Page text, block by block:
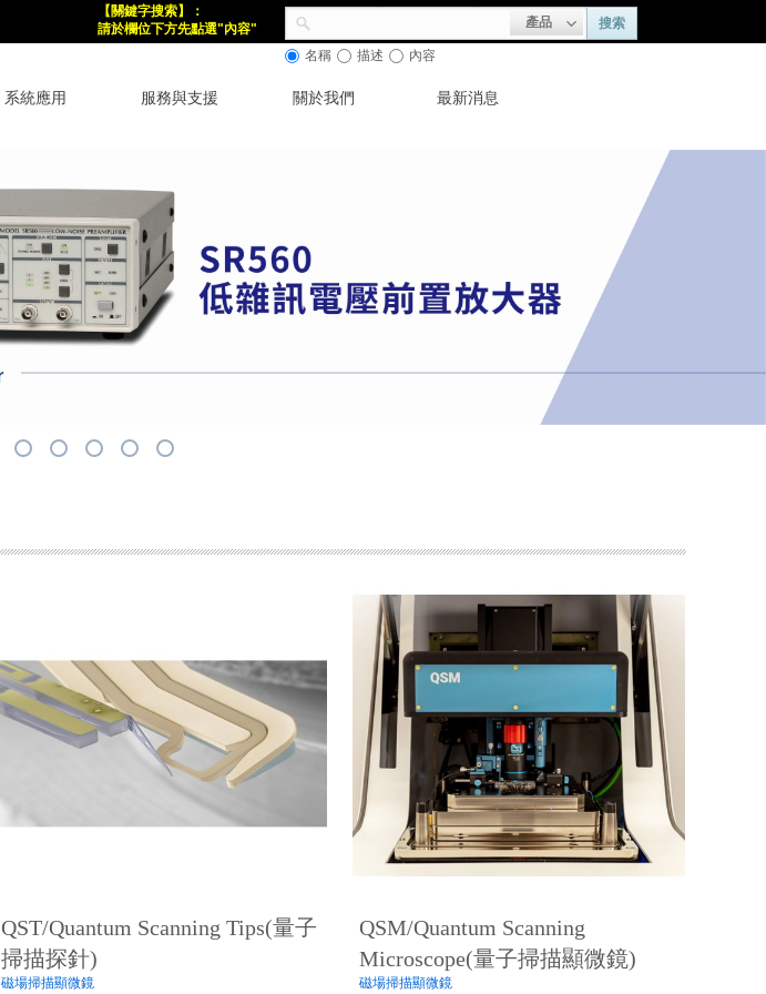
QST/Quantum Scanning Tips(量子
掃描探針)
磁場掃描顯微鏡
QSM/Quantum Scanning
Microscope(量子掃描顯微鏡)
磁場掃描顯微鏡
系統應用 服務與支援 關於我們 最新消息
【關鍵字搜索】
：
請於欄位下方先點選"內容" 產品 搜索
名稱 描述 內容